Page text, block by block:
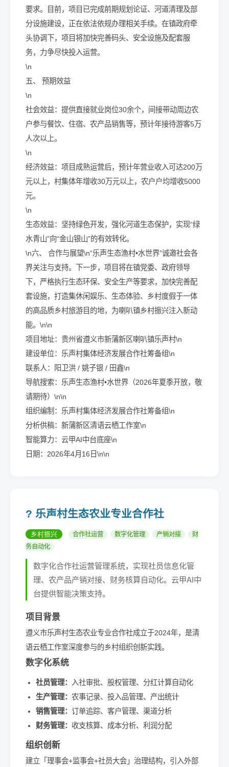
要求。目前，项目已完成前期规划论证、河道清理及部
分设施建设，正在依法依规办理相关手续。在镇政府牵
头协调下，项目将加快完善码头、安全设施及配套服
务，力争尽快投入运营。
\n
五、 预期效益
\n
社会效益：提供直接就业岗位30余个，间接带动周边农
户参与餐饮、住宿、农产品销售等，预计年接待游客5万
人次以上。
\n
经济效益：项目成熟运营后，预计年营业收入可达200万
元以上，村集体年增收30万元以上，农户户均增收5000
元。
\n
生态效益：坚持绿色开发，强化河道生态保护，实现“绿
水青山”向“金山银山”的有效转化。
\n六、 合作与展望\n“乐声生态渔村•水世界”诚邀社会各
界关注与支持。下一步，项目将在镇党委、政府领导
下，严格执行生态环保、安全生产等要求，加快完善配
套设施，打造集休闲娱乐、生态体验、乡村度假于一体
的高品质乡村旅游目的地，为喇叭镇乡村振兴注入新动
能。\n\n
项目地址：贵州省遵义市新蒲新区喇叭镇乐声村\n
建设单位：乐声村集体经济发展合作社筹备组\n
联系人：阳卫洪 / 姚子银 / 田鑫\n
导航搜索：乐声生态渔村•水世界（2026年夏季开放，敬
请期待）\n\n
组织编制：乐声村集体经济发展合作社筹备组\n
分析供稿：新蒲新区清语云栖工作室\n
智能算力：云甲AI中台底座\n
日期：2026年4月16日\n\n
?️ 乐声村生态农业专业合作社
乡村振兴 合作社运营 数字化管理 产销对接
财
务自动化
数字化合作社运营管理系统，实现社员信息化管
理、农产品产销对接、财务核算自动化。云甲AI中
台提供智能决策支持。
项目背景
遵义市乐声村生态农业专业合作社成立于2024年，是清
语云栖工作室深度参与的乡村组织创新实践。
数字化系统
社员管理：
入社审批、股权管理、分红计算自动化
生产管理： 农事记录、投入品管理、产出统计
销售管理： 订单追踪、客户管理、渠道分析
财务管理： 收支核算、成本分析、利润分配
组织创新
建立「理事会+监事会+社员大会」治理结构，引入外部